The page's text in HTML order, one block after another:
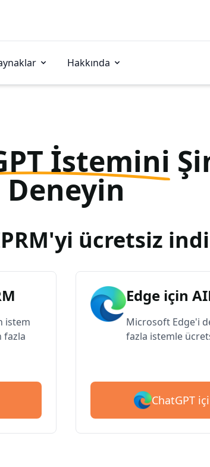
Hakkında
İstemini
Deneyin
ücretsiz
istem
fazla
Edge için
Microsoft Edge'i
fazla istemle
ChatGPT